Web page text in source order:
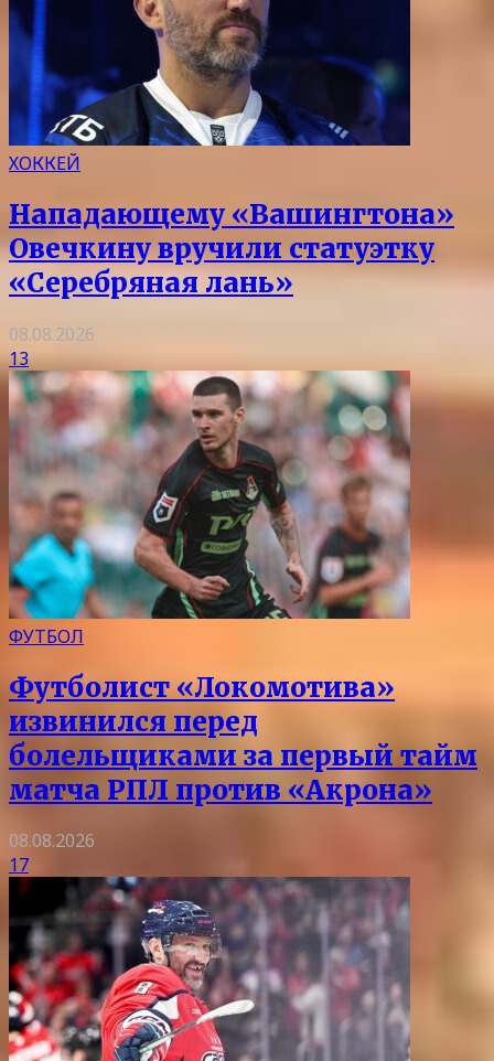
ХОККЕЙ
Нападающему «Вашингтона»
Овечкину вручили статуэтку
«Серебряная лань»
08.08.2026
13
ФУТБОЛ
Футболист «Локомотива»
извинился перед
болельщиками за первый тайм
матча РПЛ против «Акрона»
08.08.2026
17